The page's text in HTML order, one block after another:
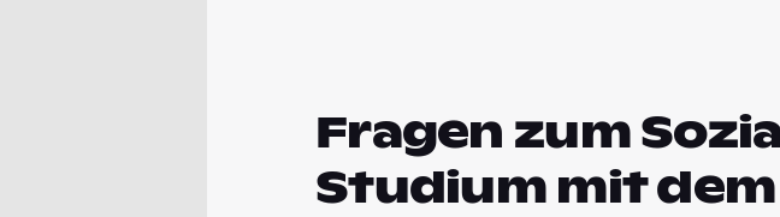
Fragen zum
Studium mit